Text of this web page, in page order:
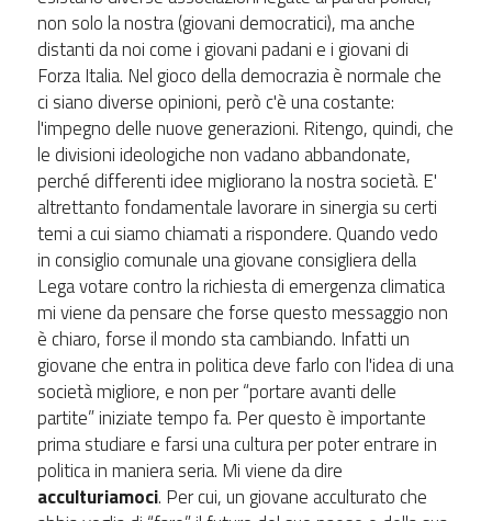
non solo la nostra (giovani democratici), ma anche
distanti da noi come i giovani padani e i giovani di
Forza Italia. Nel gioco della democrazia è normale che
ci siano diverse opinioni, però c'è una costante:
l'impegno delle nuove generazioni. Ritengo, quindi, che
le divisioni ideologiche non vadano abbandonate,
perché differenti idee migliorano la nostra società. E'
altrettanto fondamentale lavorare in sinergia su certi
temi a cui siamo chiamati a rispondere. Quando vedo
in consiglio comunale una giovane consigliera della
Lega votare contro la richiesta di emergenza climatica
mi viene da pensare che forse questo messaggio non
è chiaro, forse il mondo sta cambiando. Infatti un
giovane che entra in politica deve farlo con l'idea di una
società migliore, e non per “portare avanti delle
partite” iniziate tempo fa. Per questo è importante
prima studiare e farsi una cultura per poter entrare in
politica in maniera seria. Mi viene da dire
acculturiamoci. Per cui, un giovane acculturato che